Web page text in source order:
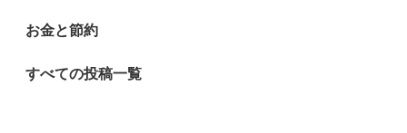
お金と節約
すべての投稿一覧